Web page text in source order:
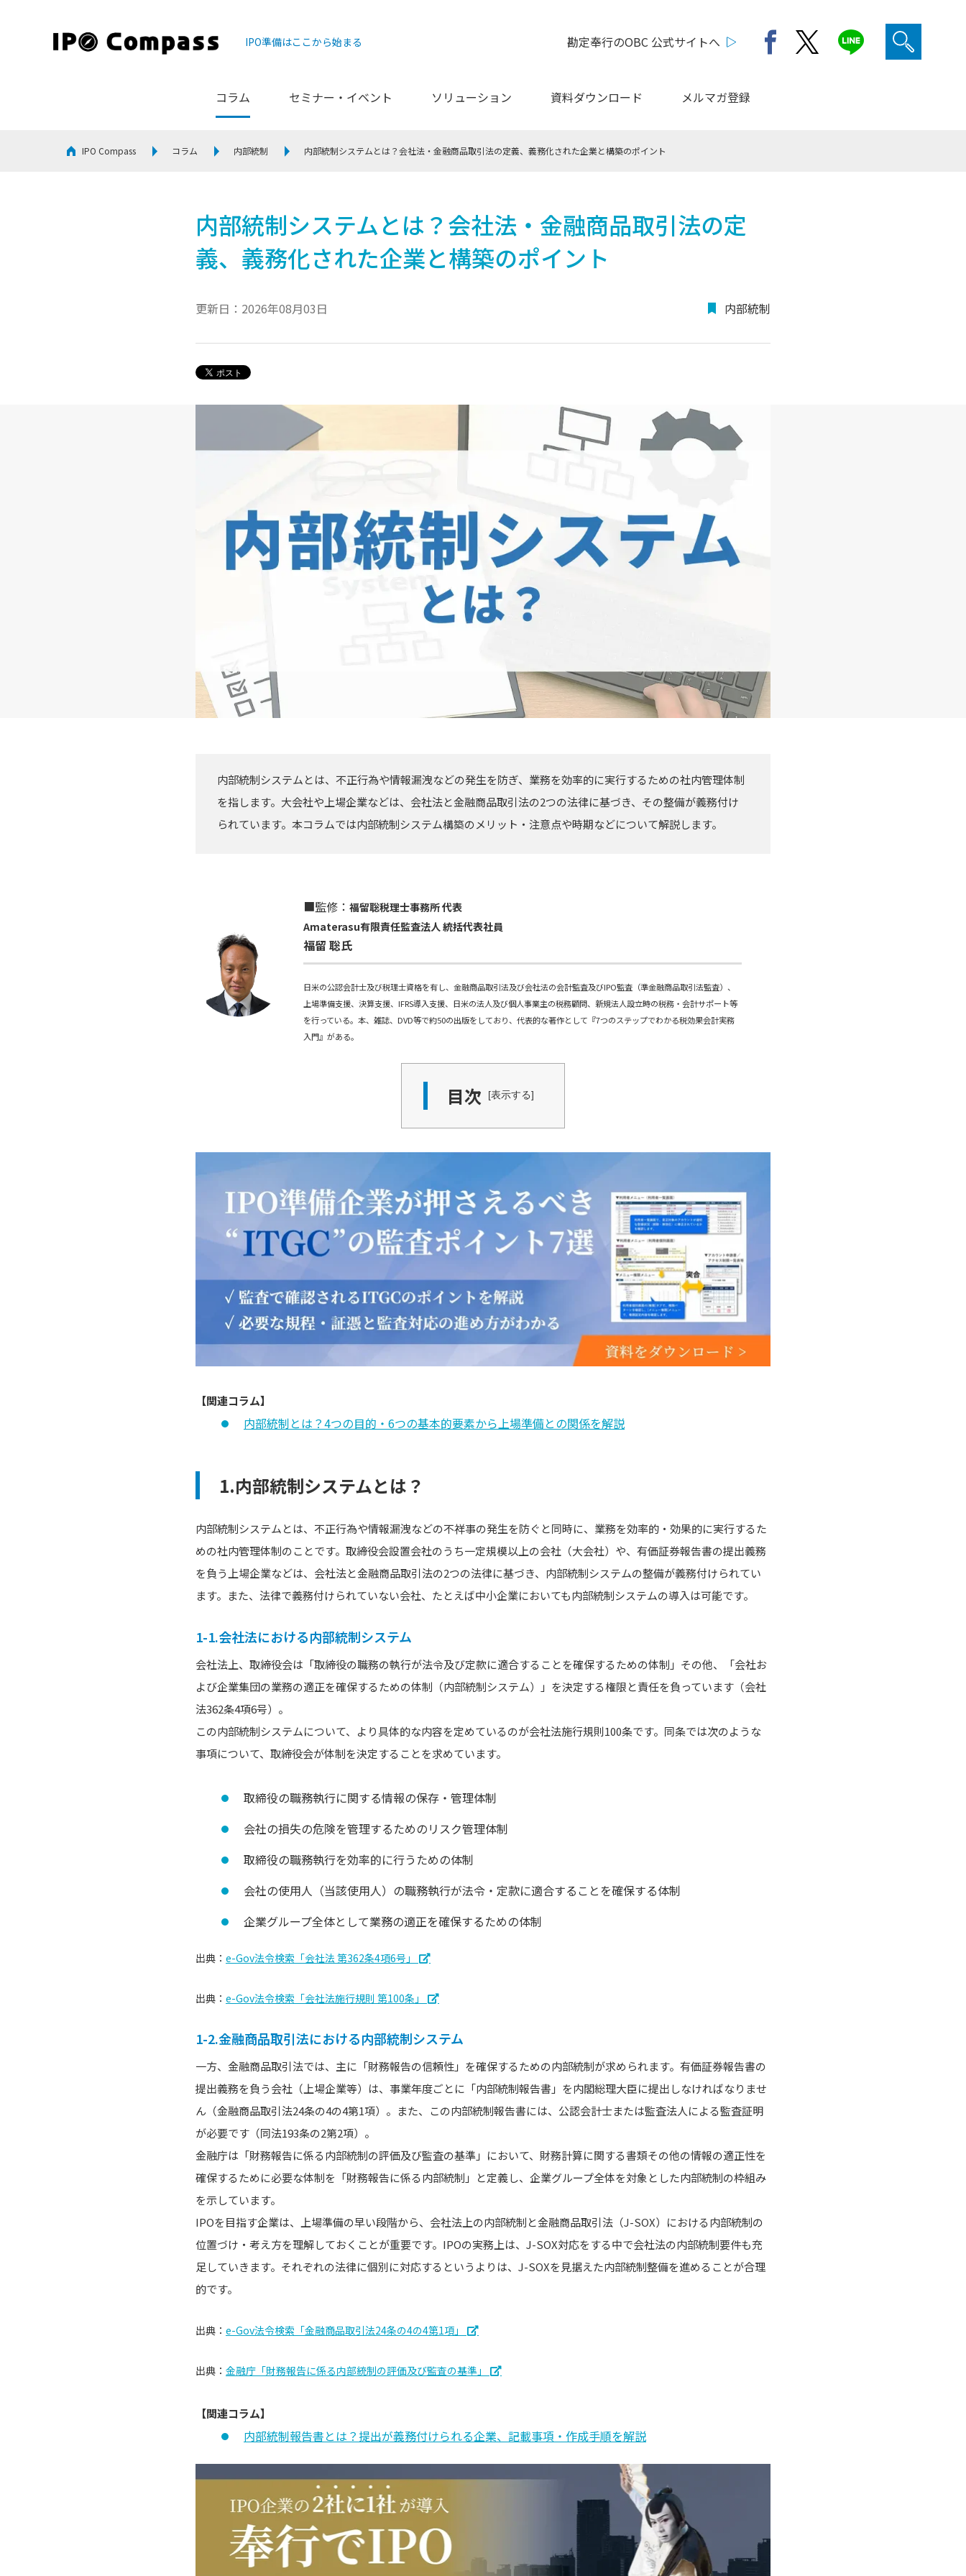
IPO準備はここから始まる 勘定奉行のOBC 公式サイトへ
コラム セミナー・イベント ソリューション 資料ダウンロード メルマガ登録
IPO Compass コラム 内部統制 内部統制システムとは？会社法・金融商品取引法の定義、義務化された企業と構築のポイント
内部統制システムとは？会社法・金融商品取引法の定
義、義務化された企業と構築のポイント
更新日：2026年08月03日 内部統制
内部統制システムとは、不正行為や情報漏洩などの発生を防ぎ、業務を効率的に実行するための社内管理体制
を指します。大会社や上場企業などは、会社法と金融商品取引法の2つの法律に基づき、その整備が義務付け
られています。本コラムでは内部統制システム構築のメリット・注意点や時期などについて解説します。
■監修： 福留聡税理士事務所 代表
Amaterasu有限責任監査法人 統括代表社員
福留 聡氏
日米の公認会計士及び税理士資格を有し、金融商品取引法及び会社法の会計監査及びIPO監査（準金融商品取引法監査）、
上場準備支援、決算支援、IFRS導入支援、日米の法人及び個人事業主の税務顧問、新規法人設立時の税務・会計サポート等
を行っている。本、雑誌、DVD等で約50の出版をしており、代表的な著作として『7つのステップでわかる税効果会計実務
入門』がある。
目次 表示する
【関連コラム】
内部統制とは？4つの目的・6つの基本的要素から上場準備との関係を解説
1.内部統制システムとは？
内部統制システムとは、不正行為や情報漏洩などの不祥事の発生を防ぐと同時に、業務を効率的・効果的に実行するた
めの社内管理体制のことです。取締役会設置会社のうち一定規模以上の会社（大会社）や、有価証券報告書の提出義務
を負う上場企業などは、会社法と金融商品取引法の2つの法律に基づき、内部統制システムの整備が義務付けられてい
ます。また、法律で義務付けられていない会社、たとえば中小企業においても内部統制システムの導入は可能です。
1-1.会社法における内部統制システム
会社法上、取締役会は「取締役の職務の執行が法令及び定款に適合することを確保するための体制」その他、「会社お
よび企業集団の業務の適正を確保するための体制（内部統制システム）」を決定する権限と責任を負っています（会社
法362条4項6号）。
この内部統制システムについて、より具体的な内容を定めているのが会社法施行規則100条です。同条では次のような
事項について、取締役会が体制を決定することを求めています。
取締役の職務執行に関する情報の保存・管理体制
会社の損失の危険を管理するためのリスク管理体制
取締役の職務執行を効率的に行うための体制
会社の使用人（当該使用人）の職務執行が法令・定款に適合することを確保する体制
企業グループ全体として業務の適正を確保するための体制
出典： e-Gov法令検索「会社法 第362条4項6号」
出典： e-Gov法令検索「会社法施行規則 第100条」
1-2.金融商品取引法における内部統制システム
一方、金融商品取引法では、主に「財務報告の信頼性」を確保するための内部統制が求められます。有価証券報告書の
提出義務を負う会社（上場企業等）は、事業年度ごとに「内部統制報告書」を内閣総理大臣に提出しなければなりませ
ん（金融商品取引法24条の4の4第1項）。また、この内部統制報告書には、公認会計士または監査法人による監査証明
が必要です（同法193条の2第2項）。
金融庁は「財務報告に係る内部統制の評価及び監査の基準」において、財務計算に関する書類その他の情報の適正性を
確保するために必要な体制を「財務報告に係る内部統制」と定義し、企業グループ全体を対象とした内部統制の枠組み
を示しています。
IPOを目指す企業は、上場準備の早い段階から、会社法上の内部統制と金融商品取引法（J-SOX）における内部統制の
位置づけ・考え方を理解しておくことが重要です。IPOの実務上は、J-SOX対応をする中で会社法の内部統制要件も充
足していきます。それぞれの法律に個別に対応するというよりは、J-SOXを見据えた内部統制整備を進めることが合理
的です。
出典： e-Gov法令検索「金融商品取引法24条の4の4第1項」
出典： 金融庁「財務報告に係る内部統制の評価及び監査の基準」
【関連コラム】
内部統制報告書とは？提出が義務付けられる企業、記載事項・作成手順を解説